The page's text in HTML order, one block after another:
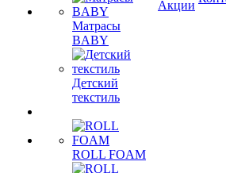
Матрасы
BABY
Детский
текстиль
ROLL FOAM
Акции